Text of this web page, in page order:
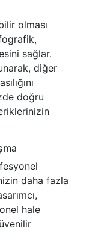
olması
sağlar.
diğer
doğru
daha fazla
hale